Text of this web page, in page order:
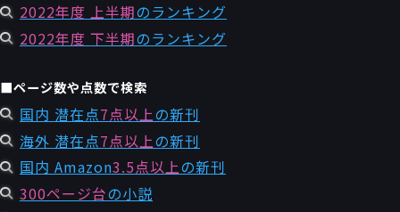
2022年度 上半期のランキング
2022年度 下半期のランキング
■ページ数や点数で検索
国内 潜在点7点以上の新刊
海外 潜在点7点以上の新刊
国内 Amazon3.5点以上の新刊
300ページ台の小説